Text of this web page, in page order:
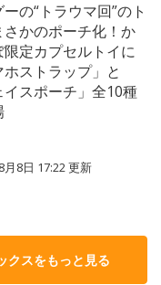
ーの“トラウマ回”のト
さかのポーチ化！か
限定カプセルトイに
ホストラップ」と
イスポーチ」全10種
月8日 17:22更新
クスをもっと見る